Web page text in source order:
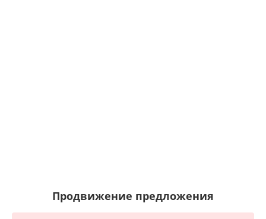
Продвижение предложения